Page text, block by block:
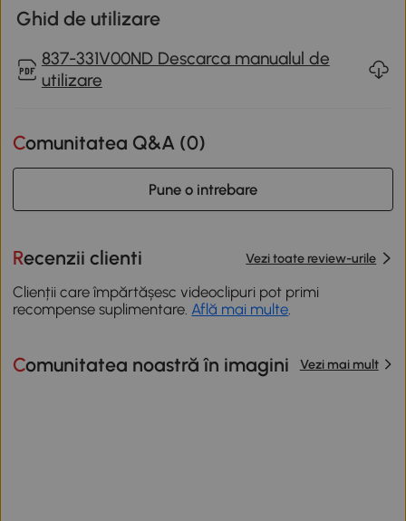
Ghid de utilizare
837-331V00ND Descarca manualul de
utilizare
Comunitatea Q&A (0)
Pune o intrebare
Recenzii clienti Vezi toate review-urile
Clienții care împărtășesc videoclipuri pot primi
recompense suplimentare. Află mai multe
Comunitatea noastră în imagini Vezi mai mult